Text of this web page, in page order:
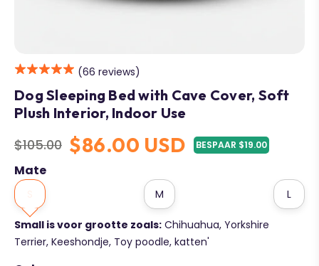
(66 reviews)
Dog Sleeping Bed with Cave Cover, Soft
Plush Interior, Indoor Use
Regular
price
$105.00 $86.00 USD BESPAAR $19.00
Mate
M L
Small is voor grootte zoals: Chihuahua, Yorkshire
Terrier, Keeshondje, Toy poodle, katten'